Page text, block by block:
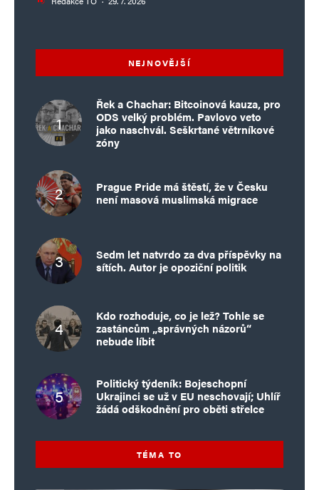
NEJNOVĚJŠÍ
Řek a Chachar: Bitcoinová kauza, pro
ODS velký problém. Pavlovo veto
jako naschvál. Seškrtané větrníkové
zóny
Prague Pride má štěstí, že v Česku
není masová muslimská migrace
Sedm let natvrdo za dva příspěvky na
sítích. Autor je opoziční politik
Kdo rozhoduje, co je lež? Tohle se
zastáncům „správných názorů“
nebude líbit
Politický týdeník: Bojeschopní
Ukrajinci se už v EU neschovají; Uhlíř
žádá odškodnění pro oběti střelce
TÉMA TO